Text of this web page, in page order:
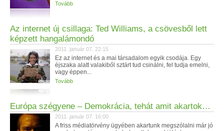
Tovább
Az internet új csillaga: Ted Williams, a csövesből lett
képzett hangalámondó
2011. január 07. 22:15
Ez az internet és a mai társadalom egyik csodája. Egy
éjszaka alatt valakiből sztárt tud csinálni, fel tudja emelni,
vagy éppen...
Tovább
Európa szégyene – Demokrácia, tehát amit akartok…
2011. január 07. 16:00
A friss médiatörvény ügyében akartunk megszólalni már jó